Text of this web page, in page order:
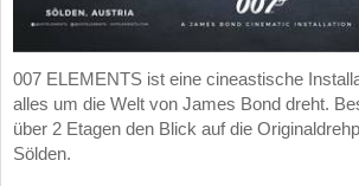
007 ELEMENTS ist eine cineastische
alles um die Welt von James Bond dreht.
über 2 Etagen den Blick auf die
Sölden.